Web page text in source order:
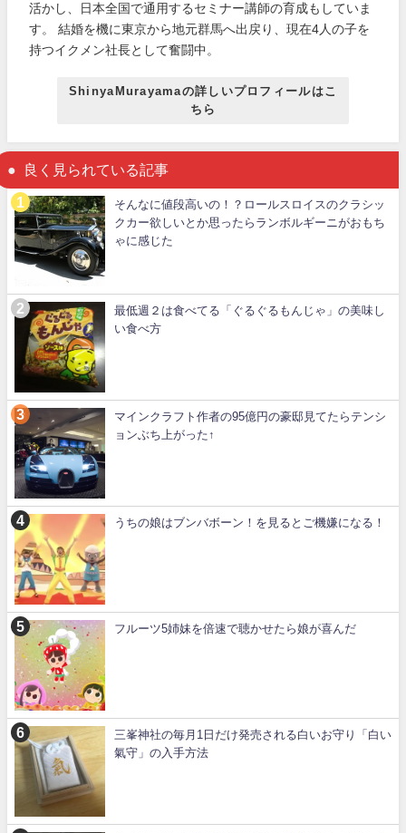
活かし、日本全国で通用するセミナー講師の育成もしていま
す。 結婚を機に東京から地元群馬へ出戻り、現在4人の子を
持つイクメン社長として奮闘中。
ShinyaMurayamaの詳しいプロフィールはこ
ちら
良く見られている記事
そんなに値段高いの！？ロールスロイスのクラシッ
クカー欲しいとか思ったらランボルギーニがおもち
ゃに感じた
最低週２は食べてる「ぐるぐるもんじゃ」の美味し
い食べ方
マインクラフト作者の95億円の豪邸見てたらテンシ
ョンぶち上がった↑
うちの娘はブンバボーン！を見るとご機嫌になる！
フルーツ5姉妹を倍速で聴かせたら娘が喜んだ
三峯神社の毎月1日だけ発売される白いお守り「白い
氣守」の入手方法